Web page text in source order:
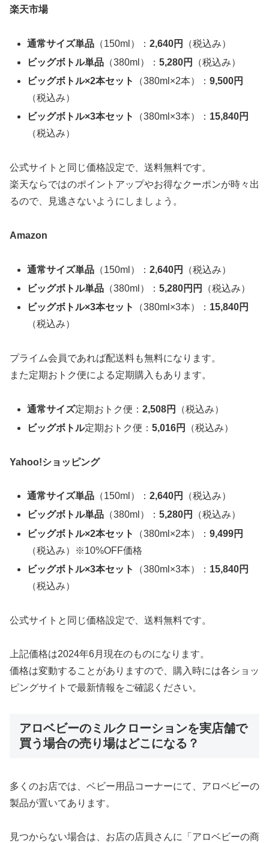
楽天市場
通常サイズ単品 （150ml）：2,640円
（税込み）
ビッグボトル単品 （380ml）：5,280円
（税込み）
ビッグボトル×2本セット
（380ml×2本）：9,500円
（税込み）
ビッグボトル×3本セット
（380ml×3本）： 15,840円
（税込み）
公式サイトと同じ価格設定で、送料無料です。
楽天ならではのポイントアップやお得なクーポンが時々出
るので、見逃さないようにしましょう。
Amazon
通常サイズ単品 （150ml）：2,640円
（税込み）
ビッグボトル単品 （380ml）：5,280円円
（税込み）
ビッグボトル×3本セット
（380ml×3本）： 15,840円
（税込み）
プライム会員であれば配送料も無料になります。
また定期おトク便による定期購入もあります。
通常サイズ定期おトク便：2,508円
（税込み）
ビッグボトル定期おトク便：5,016円 （税込み）
Yahoo!ショッピング
通常サイズ単品 （150ml）：2,640円
（税込み）
ビッグボトル単品 （380ml）：5,280円
（税込み）
ビッグボトル×2本セット
（380ml×2本）：9,499円
（税込み）※10%OFF価格
ビッグボトル×3本セット
（380ml×3本）： 15,840円
（税込み）
公式サイトと同じ価格設定で、送料無料です。
上記価格は2024年6月現在のものになります。
価格は変動することがありますので、購入時には各ショッ
ピングサイトで最新情報をご確認ください。
アロベビーのミルクローションを実店舗で
買う場合の売り場はどこになる？
多くのお店では、ベビー用品コーナーにて、アロベビーの
製品が置いてあります。
見つからない場合は、お店の店員さんに「アロベビーの商